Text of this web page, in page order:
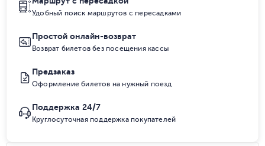
Удобный поиск маршрутов с пересадками
Простой онлайн-возврат
Возврат билетов без посещения кассы
Предзаказ
Оформление билетов на нужный поезд
Поддержка 24/7
Круглосуточная поддержка покупателей